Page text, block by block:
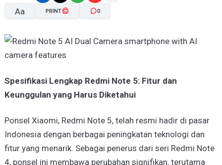
Aa
A-
PRINT 0
Spesifikasi Lengkap Redmi Note 5: Fitur dan
Keunggulan yang Harus Diketahui
Ponsel Xiaomi, Redmi Note 5, telah resmi hadir di pasar
Indonesia dengan berbagai peningkatan teknologi dan
fitur yang menarik. Sebagai penerus dari seri Redmi Note
4, ponsel ini membawa perubahan signifikan, terutama